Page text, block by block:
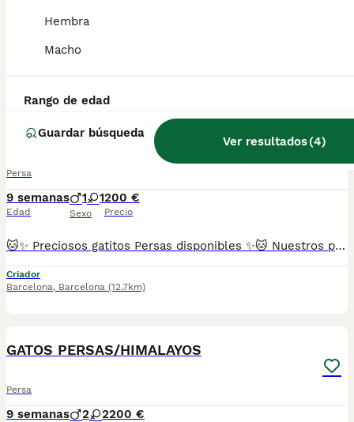
Hembra
Macho
Rango de edad
Guardar búsqueda
Ver resultados(4)
GATOS PERSAS VARIEDAD
Persa
9 semanas
Edad
1 1
Sexo
200 €
Precio
🐱✨ Preciosos gatitos Persas disponibles ✨🐱 Nuestros pequeños están libres de enfermedades genéticas, criados con mucho amor 💕 en un ambiente familiar 🏡. Son muy sociables y cariñosos, ¡te van a enamorar en cuanto los conozcas! 😻 Criamos distintas variedades de color de esta increíble raza, Tricolor, Carey, Red/Blue point, etc. 📋 Se entregan con: ✅ Dos vacunas ✅ Dos desparasitaciones ✅ Revisión veterinaria completa ✅ Cartilla sanitaria y contrato ✅ Microchip incluido 📍Puedes venir a verlos sin ningún compromiso de compra, ¡será un placer recibirte! 🐾 (FOTOS REALES DE NUESTROS ESPECTACULARES GATITOS PERSAS, NADA DE MULTICRIADEROS NI FOTOS SACADAS DE INTERNET) Se pueden enviar a cualquier parte de España 🚚 RESERVA MÍNIMA 200€ 📞 Atiendo por teléfono y WhatsApp. 💖 Gatitos muy chatitos, adorables y listos para llenar tu hogar de amor y ronroneos.
Criador
Barcelona, Barcelona (12.7km)
GATOS PERSAS/HIMALAYOS
Persa
9 semanas 2 2200 €